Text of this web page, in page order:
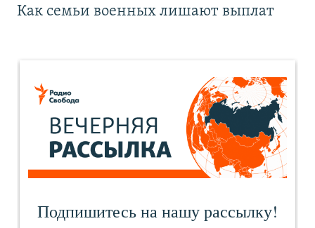
Как семьи военных лишают выплат